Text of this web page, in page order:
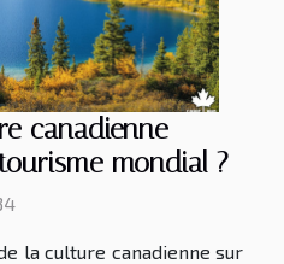
canadienne
mondial ?
la culture canadienne sur